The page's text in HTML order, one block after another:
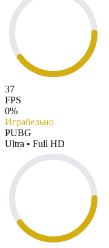
37
FPS
0%
Играбельно
PUBG
Ultra • Full HD